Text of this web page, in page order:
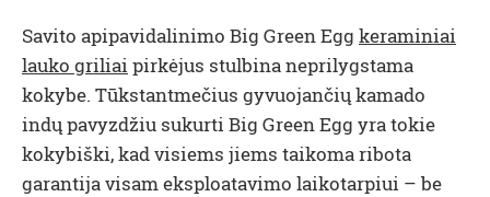
Savito apipavidalinimo Big Green Egg keraminiai
lauko griliai pirkėjus stulbina neprilygstama
kokybe. Tūkstantmečius gyvuojančių kamado
indų pavyzdžiu sukurti Big Green Egg yra tokie
kokybiški, kad visiems jiems taikoma ribota
garantija visam eksploatavimo laikotarpiui – be